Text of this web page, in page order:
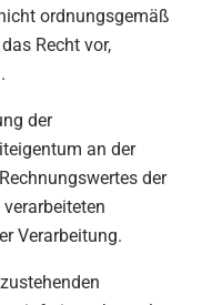
ordnungsgemäß
Recht vor,
der
an der
der
Verarbeitung.